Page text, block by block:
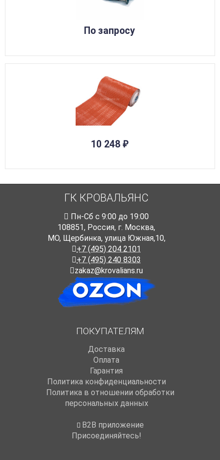
По запросу
10 248 ₽
ГК КРОВАЛЬЯНС
Пн-Cб с 9:00 до 19:00
108851, Россия, г. Москва,
МО, Щербинка, улица Южная,10,
+7 (495) 204 2101
+7 (495) 240 8303
zakaz@krovalians.ru
ПОКУПАТЕЛЯМ
Доставка
Оплата
Гарантия
Политика конфиденциальности
Политика в отношении обработки
персональных данных
B2B приложение
Присоединяйтесь!